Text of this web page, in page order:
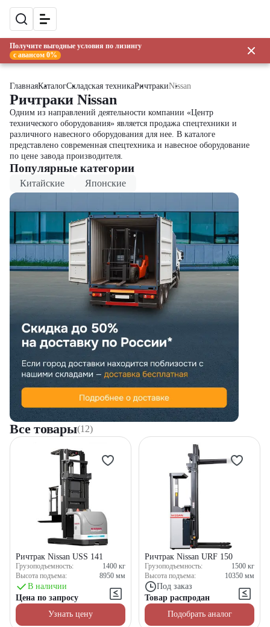
Получите выгодные условия по лизингу
с авансом 0%
ГлавнаяКаталогСкладская техникаРичтракиNissan
Ричтраки Nissan
Одним из направлений деятельности компании «Центр
технического оборудования» является продажа спецтехники и
различного навесного оборудования для нее. В каталоге
представлено современная спецтехника и навесное оборудование
по цене завода производителя.
Популярные категории
Китайские Японские
Все товары(12)
Ричтрак Nissan USS 141
Грузоподъемность: 1400 кг
Высота подъема:
8950 мм
В наличии
Цена по запросу
Узнать цену
Ричтрак Nissan URF 150
Грузоподъемность: 1500 кг
Высота подъема:
10350 мм
Под заказ
Товар распродан
Подобрать аналог